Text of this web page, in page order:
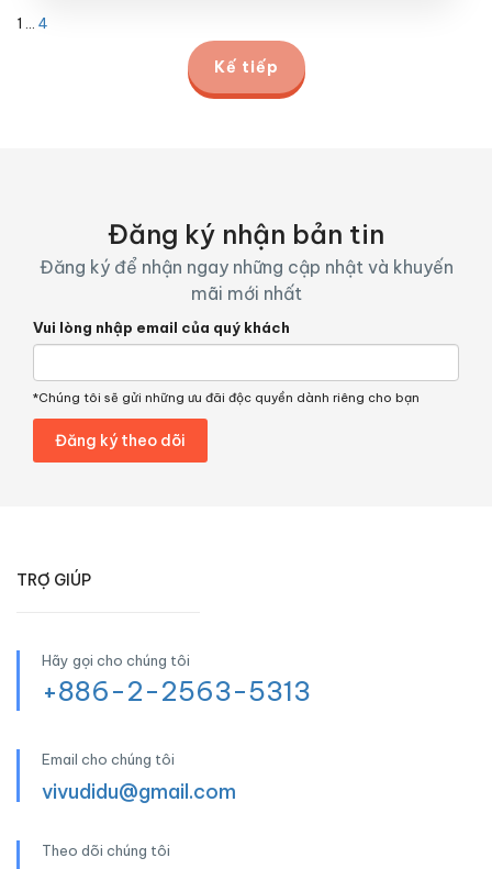
1 4
Kế tiếp
Đăng ký nhận bản tin
Đăng ký để nhận ngay những cập nhật và khuyến
mãi mới nhất
Vui lòng nhập email của quý khách
*Chúng tôi sẽ gửi những ưu đãi độc quyền dành riêng cho bạn
TRỢ GIÚP
Hãy gọi cho chúng tôi
+886-2-2563-5313
Email cho chúng tôi
vivudidu@gmail.com
Theo dõi chúng tôi